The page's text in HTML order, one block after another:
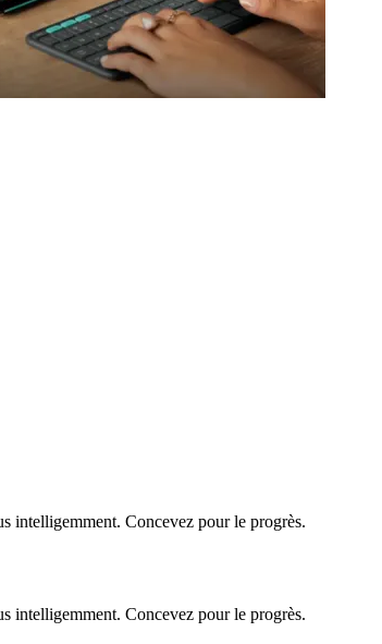
intelligemment. Concevez pour le progrès.
intelligemment. Concevez pour le progrès.